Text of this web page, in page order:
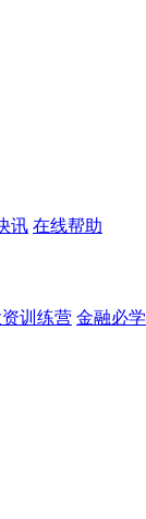
讯 在线帮助
训练营 金融必学